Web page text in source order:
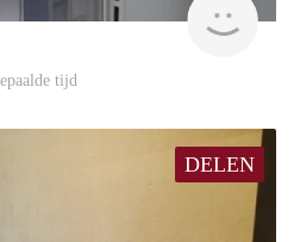
tijd
DELEN